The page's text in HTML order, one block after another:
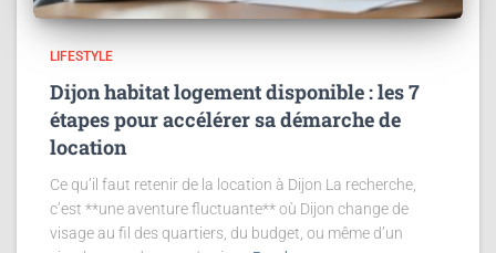
LIFESTYLE
Dijon habitat logement disponible : les 7
étapes pour accélérer sa démarche de
location
Ce qu’il faut retenir de la location à Dijon La recherche,
c’est **une aventure fluctuante** où Dijon change de
visage au fil des quartiers, du budget, ou même d’un